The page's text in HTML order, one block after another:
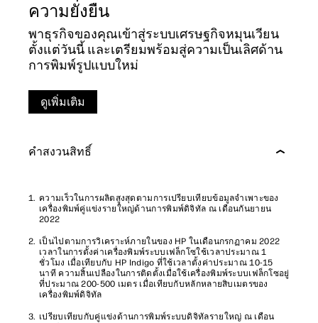
ความยั่งยืน
พาธุรกิจของคุณเข้าสู่ระบบเศรษฐกิจหมุนเวียน
ตั้งแต่วันนี้ และเตรียมพร้อมสู่ความเป็นเลิศด้าน
การพิมพ์รูปแบบใหม่
ดูเพิ่มเติม
คำสงวนสิทธิ์
ความเร็วในการผลิตสูงสุดตามการเปรียบเทียบข้อมูลจำเพาะของ
เครื่องพิมพ์คู่แข่งรายใหญ่ด้านการพิมพ์ดิจิทัล ณ เดือนกันยายน
2022
เป็นไปตามการวิเคราะห์ภายในของ HP ในเดือนกรกฏาคม 2022
เวลาในการตั้งค่าเครื่องพิมพ์ระบบเฟล็กโซใช้เวลาประมาณ 1
ชั่วโมง เมื่อเทียบกับ HP Indigo ที่ใช้เวลาตั้งค่าประมาณ 10-15
นาที ความสิ้นเปลืองในการติดตั้งเมื่อใช้เครื่องพิมพ์ระบบเฟล็กโซอยู่
ที่ประมาณ 200-500 เมตร เมื่อเทียบกับหลักหลายสิบเมตรของ
เครื่องพิมพ์ดิจิทัล
เปรียบเทียบกับคู่แข่งด้านการพิมพ์ระบบดิจิทัลรายใหญ่ ณ เดือน